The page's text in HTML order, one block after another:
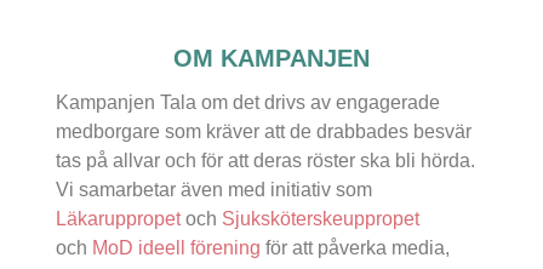
OM KAMPANJEN
Kampanjen Tala om det drivs av engagerade
medborgare som kräver att de drabbades besvär
tas på allvar och för att deras röster ska bli hörda.
Vi samarbetar även med initiativ som
Läkaruppropetoch Sjuksköterskeuppropet
och MoD ideell förening för att påverka media,